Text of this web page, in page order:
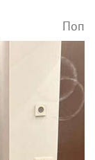
Поп